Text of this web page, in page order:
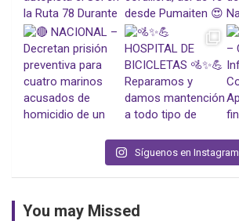
Síguenos en Instagram
You may Missed